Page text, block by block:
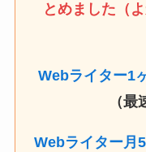
とめました（
Webライター1
（最
Webライター月